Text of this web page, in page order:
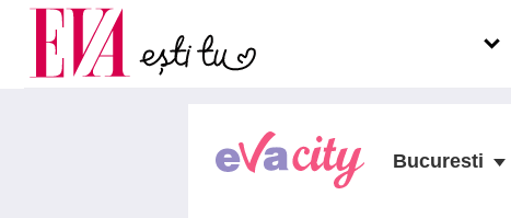
Bucuresti
Carieră
Actualitate